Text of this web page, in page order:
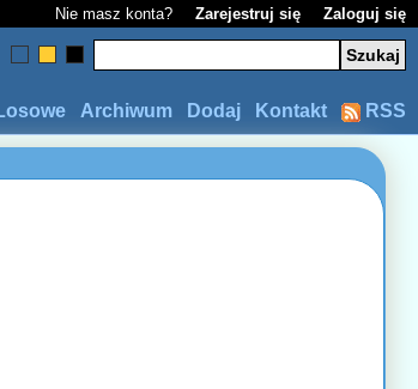
Nie masz konta? Zarejestruj się Zaloguj się
RSS
Kontakt
Dodaj
Archiwum